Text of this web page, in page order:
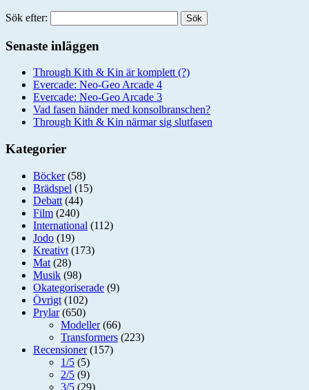
Sök efter:
Senaste inläggen
Through Kith & Kin är komplett (?)
Evercade: Neo-Geo Arcade 4
Evercade: Neo-Geo Arcade 3
Vad fasen händer med konsolbranschen?
Through Kith & Kin närmar sig slutfasen
Kategorier
Böcker(58)
Brädspel (15)
Debatt (44)
Film (240)
International (112)
Jodo (19)
Kreativt (173)
Mat (28)
Musik (98)
Okategoriserade (9)
Övrigt (102)
Prylar(650)
Modeller(66)
Transformers (223)
Recensioner(157)
1/5 (5)
2/5 (9)
3/5 (29)